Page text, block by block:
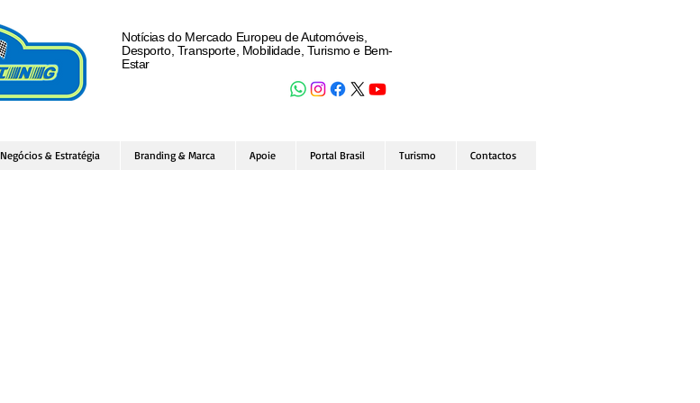
Notícias do Mercado Europeu de Automóveis,
Desporto, Transporte, Mobilidade, Turismo e Bem-
Estar
Negócios & Estratégia Branding & Marca Apoie Portal Brasil Turismo Contactos